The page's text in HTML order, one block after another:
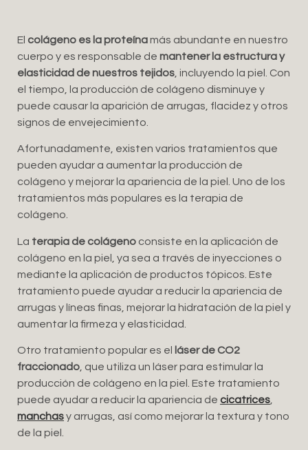
El colágeno es la proteínamás abundante en nuestro
cuerpo y es responsable de mantener la estructura y
elasticidad de nuestros tejidos , incluyendo la piel. Con
el tiempo, la producción de colágeno disminuye y
puede causar la aparición de arrugas, flacidez y otros
signos de envejecimiento.
Afortunadamente, existen varios tratamientos que
pueden ayudar a aumentar la producción de
colágeno y mejorar la apariencia de la piel. Uno de los
tratamientos más populares es la terapia de
colágeno.
La terapia de colágeno consiste en la aplicación de
colágeno en la piel, ya sea a través de inyecciones o
mediante la aplicación de productos tópicos. Este
tratamiento puede ayudar a reducir la apariencia de
arrugas y líneas finas, mejorar la hidratación de la piel y
aumentar la firmeza y elasticidad.
Otro tratamiento popular es el
láser de CO2
fraccionado , que utiliza un láser para estimular la
producción de colágeno en la piel. Este tratamiento
puede ayudar a reducir la apariencia de cicatrices
manchasy arrugas, así como mejorar la textura y tono
de la piel.